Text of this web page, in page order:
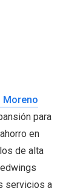
Moreno
para
en
de alta
servicios a